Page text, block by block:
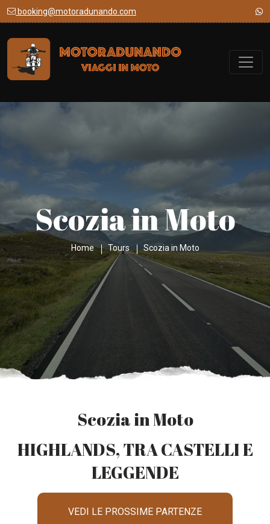
booking@motoradunando.com
Scozia in Moto
Home Tours Scozia in Moto
Scozia in Moto
HIGHLANDS, TRA CASTELLI E
LEGGENDE
VEDI LE PROSSIME PARTENZE